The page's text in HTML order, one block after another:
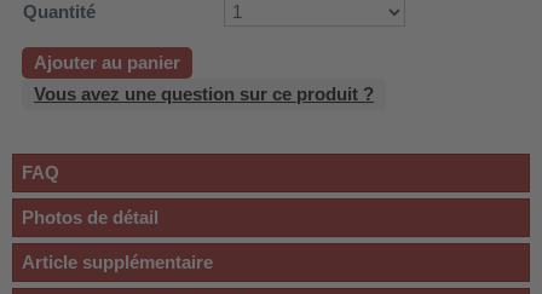
Quantité
Ajouter au panier
Vous avez une question sur ce produit ?
FAQ
Photos de détail
Article supplémentaire